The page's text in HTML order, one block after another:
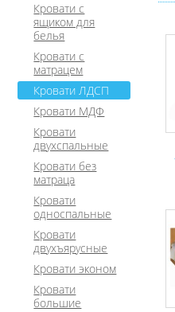
Кровати с
ящиком для
белья
Кровати с
матрацем
Кровати ЛДСП
Кровати МДФ
Кровати
двухспальные
Кровати без
матраца
Кровати
односпальные
Кровати
двухъярусные
Кровати эконом
Кровати
большие